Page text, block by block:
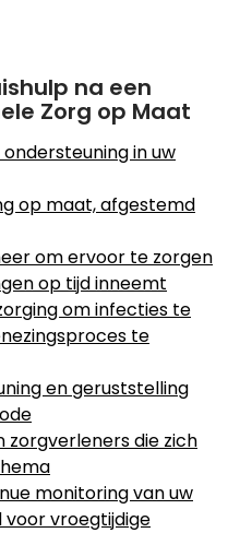
na een
Zorg op Maat
in uw
op maat, afgestemd
om ervoor te zorgen
op tijd inneemt
om infecties te
te
en geruststelling
zorgverleners die zich
monitoring van uw
vroegtijdige